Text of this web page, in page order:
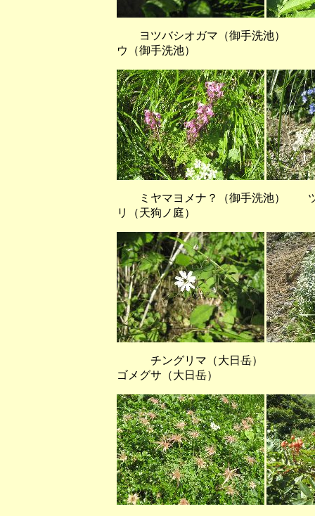
ヨツバシオガマ（御手洗池
ウ（御手洗池）
ミヤマヨメナ？（御手洗池）
リ（天狗ノ庭）
チングリマ（大日岳）
ゴメグサ（大日岳）